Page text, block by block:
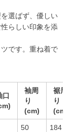
選ばず、優しい
らしい印象を添
です。重ね着で
口
袖周
り
(cm)
裾周
り
(cm)
50 184